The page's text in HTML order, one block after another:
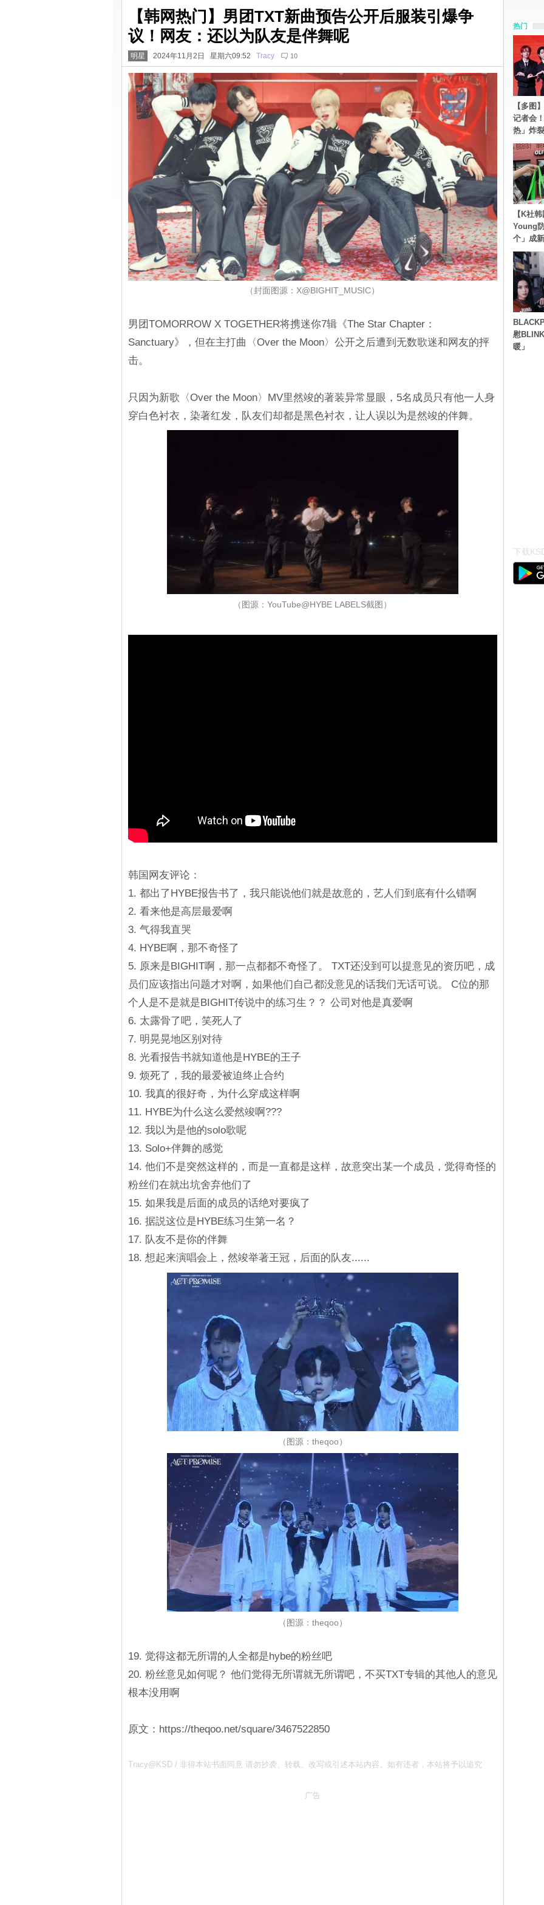
【韩网热门】男团TXT新曲预告公开后服装引爆争
议！网友：还以为队友是伴舞呢
明星 2024年11月2日 星期六09:52 Tracy 10
（封面图源：X@BIGHIT_MUSIC）
男团TOMORROW X TOGETHER将携迷你7辑《The Star Chapter：
Sanctuary》，但在主打曲〈Over the Moon〉公开之后遭到无数歌迷和网友的抨
击。
只因为新歌〈Over the Moon〉MV里然竣的著装异常显眼，5名成员只有他一人身
穿白色衬衣，染著红发，队友们却都是黑色衬衣，让人误以为是然竣的伴舞。
（图源：YouTube@HYBE LABELS截图）
韩国网友评论：
1. 都出了HYBE报告书了，我只能说他们就是故意的，艺人们到底有什么错啊
2. 看来他是高层最爱啊
3. 气得我直哭
4. HYBE啊，那不奇怪了
5. 原来是BIGHIT啊，那一点都都不奇怪了。 TXT还没到可以提意见的资历吧，成
员们应该指出问题才对啊，如果他们自己都没意见的话我们无话可说。 C位的那
个人是不是就是BIGHIT传说中的练习生？？ 公司对他是真爱啊
6. 太露骨了吧，笑死人了
7. 明晃晃地区别对待
8. 光看报告书就知道他是HYBE的王子
9. 烦死了，我的最爱被迫终止合约
10. 我真的很好奇，为什么穿成这样啊
11. HYBE为什么这么爱然竣啊???
12. 我以为是他的solo歌呢
13. Solo+伴舞的感觉
14. 他们不是突然这样的，而是一直都是这样，故意突出某一个成员，觉得奇怪的
粉丝们在就出坑舍弃他们了
15. 如果我是后面的成员的话绝对要疯了
16. 据説这位是HYBE练习生第一名？
17. 队友不是你的伴舞
18. 想起来演唱会上，然竣举著王冠，后面的队友......
（图源：theqoo）
（图源：theqoo）
19. 觉得这都无所谓的人全都是hybe的粉丝吧
20. 粉丝意见如何呢？ 他们觉得无所谓就无所谓吧，不买TXT专辑的其他人的意见
根本没用啊
原文：https://theqoo.net/square/3467522850
Tracy@KSD / 非得本站书面同意 请勿抄袭、转载、改写或引述本站内容。如有违者，本站将予以追究
广告
热门
【多图
记者会
热」炸
【K社
Young
个」成
慰
暖」
下载